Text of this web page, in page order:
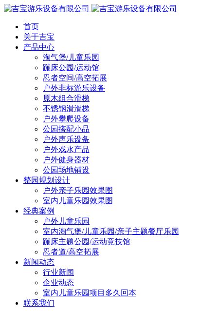
首页
关于吉宝
产品中心
淘气堡/儿童乐园
蹦床公园/运动馆
忍者空间/高空拓展
户外非标游乐设备
原木组合滑梯
不锈钢滑滑梯
户外攀爬设备
公园搭配小品
户外声乐设备
户外戏水产品
户外健身器材
公园场地铺设
整园规划设计
户外亲子乐园效果图
室内儿童乐园效果图
经典案例
户外儿童乐园
室内淘气堡/儿童乐园/亲子主题餐厅乐园
蹦床主题公园/运动竞技馆
忍者道/高空拓展
新闻动态
行业新闻
企业动态
室内儿童乐园项目多久回本
联系我们